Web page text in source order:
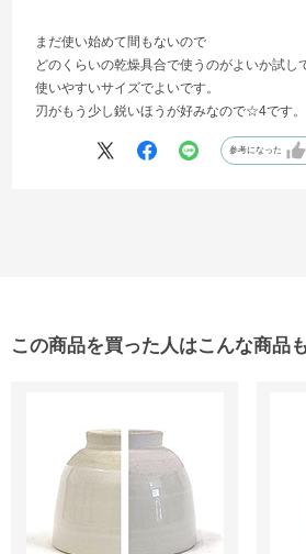
まだ使い始めて間もないので
どのくらいの乾燥具合で使うのがよいか試し
使いやすいサイズでよいです。
刃がもう少し鋭いほうが好みなので☆4です。
参考になった
この商品を買った人はこんな商品